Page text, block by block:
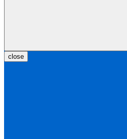
close